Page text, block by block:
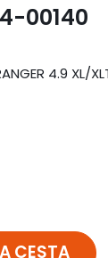
00140
4.9 XL/
CESTA